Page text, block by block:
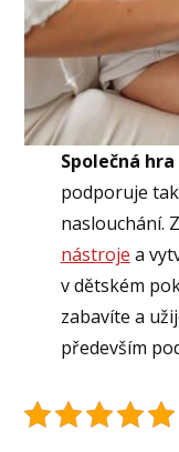
Společná
podporuje
naslouchání.
nástroje a
v dětském
zabavíte a
především